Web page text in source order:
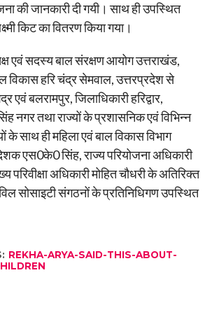
की जानकारी दी गयी। साथ ही उपस्थित
किट का वितरण किया गया।
एवं सदस्य बाल संरक्षण आयोग उत्तराखंड,
विकास हरि चंद्र सेमवाल, उत्तरप्रदेश से
एवं बलरामपुर, जिलाधिकारी हरिद्वार,
नगर तथा राज्यों के प्रशासनिक एवं विभिन्न
के साथ ही महिला एवं बाल विकास विभाग
एस0के0 सिंह, राज्य परियोजना अधिकारी
अधिकारी मोहित चौधरी के अतिरिक्त
सोसाइटी संगठनों के प्रतिनिधिगण उपस्थित
REKHA-ARYA-SAID-THIS-ABOUT-